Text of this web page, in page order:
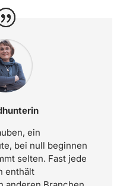
ein
bei null beginnen
selten. Fast jede
enthält